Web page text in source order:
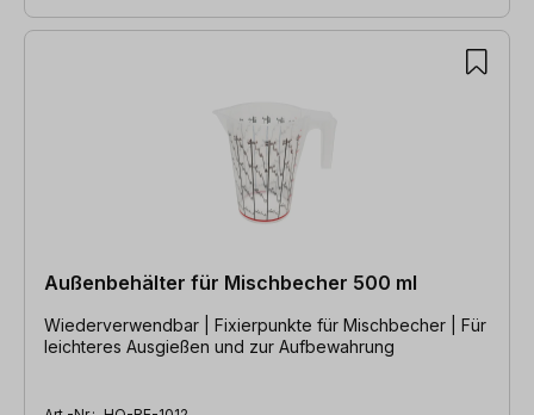
Außenbehälter für Mischbecher 500 ml
Wiederverwendbar | Fixierpunkte für Mischbecher | Für
leichteres Ausgießen und zur Aufbewahrung